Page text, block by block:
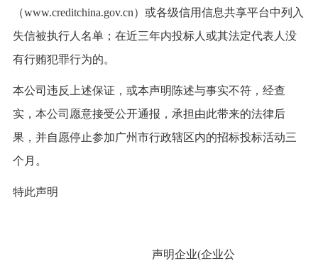
（www.creditchina.gov.cn）或各级信用信息共享平台中列入
失信被执行人名单 ； 在近三年内投标人或其法定代表人 没
有行贿犯罪行为的。
本公司违反上述保证，或本声明陈述与事实不符，经查
实，本公司愿意接受公开通报，承担由此带来的法律后
果，并自愿停止参加广州市行政辖区内的招标投标活动三
个月。
特此声明
声明企业(企业公